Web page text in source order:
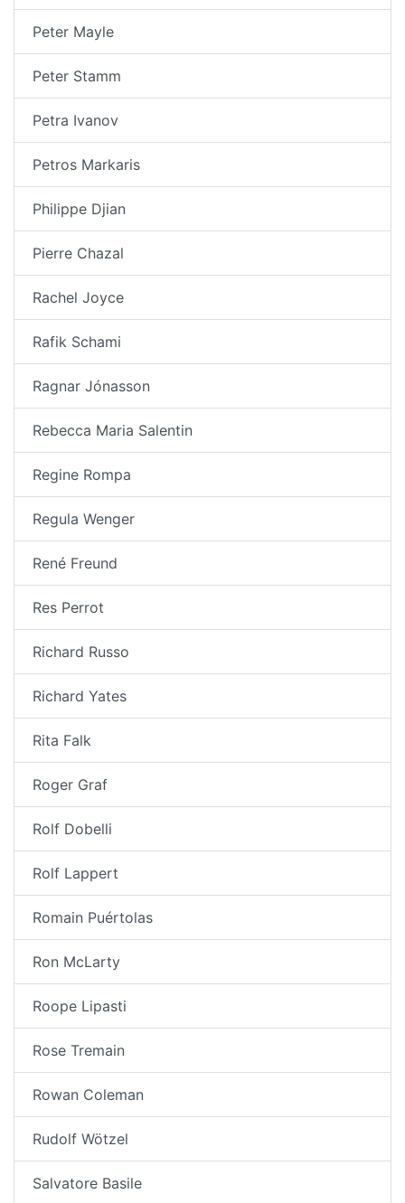
Peter Mayle
Peter Stamm
Petra Ivanov
Petros Markaris
Philippe Djian
Pierre Chazal
Rachel Joyce
Rafik Schami
Ragnar Jónasson
Rebecca Maria Salentin
Regine Rompa
Regula Wenger
René Freund
Res Perrot
Richard Russo
Richard Yates
Rita Falk
Roger Graf
Rolf Dobelli
Rolf Lappert
Romain Puértolas
Ron McLarty
Roope Lipasti
Rose Tremain
Rowan Coleman
Rudolf Wötzel
Salvatore Basile